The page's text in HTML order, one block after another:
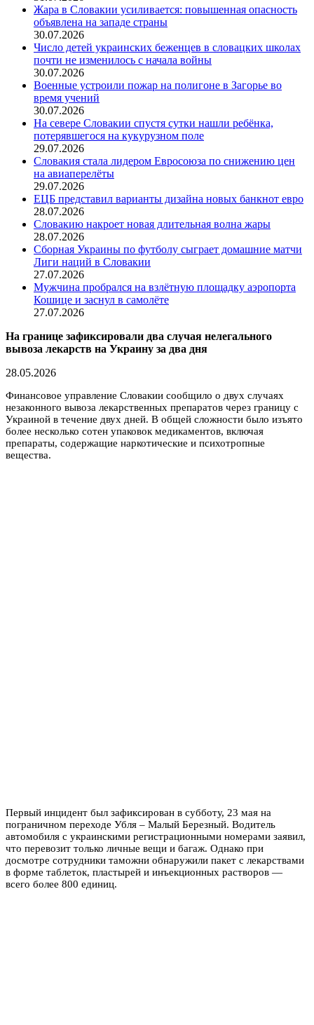
Жара в Словакии усиливается: повышенная опасность
объявлена на западе страны
30.07.2026
Число детей украинских беженцев в словацких школах
почти не изменилось с начала войны
30.07.2026
Военные устроили пожар на полигоне в Загорье во
время учений
30.07.2026
На севере Словакии спустя сутки нашли ребёнка,
потерявшегося на кукурузном поле
29.07.2026
Словакия стала лидером Евросоюза по снижению цен
на авиаперелёты
29.07.2026
ЕЦБ представил варианты дизайна новых банкнот евро
28.07.2026
Словакию накроет новая длительная волна жары
28.07.2026
Сборная Украины по футболу сыграет домашние матчи
Лиги наций в Словакии
27.07.2026
Мужчина пробрался на взлётную площадку аэропорта
Кошице и заснул в самолёте
27.07.2026
На границе зафиксировали два случая нелегального
вывоза лекарств на Украину за два дня
28.05.2026
Финансовое управление Словакии сообщило о двух случаях
незаконного вывоза лекарственных препаратов через границу с
Украиной в течение двух дней. В общей сложности было изъято
более несколько сотен упаковок медикаментов, включая
препараты, содержащие наркотические и психотропные
вещества.
Первый инцидент был зафиксирован в субботу, 23 мая на
пограничном переходе Убля – Малый Березный. Водитель
автомобиля с украинскими регистрационными номерами заявил,
что перевозит только личные вещи и багаж. Однако при
досмотре сотрудники таможни обнаружили пакет с лекарствами
в форме таблеток, пластырей и инъекционных растворов —
всего более 800 единиц.